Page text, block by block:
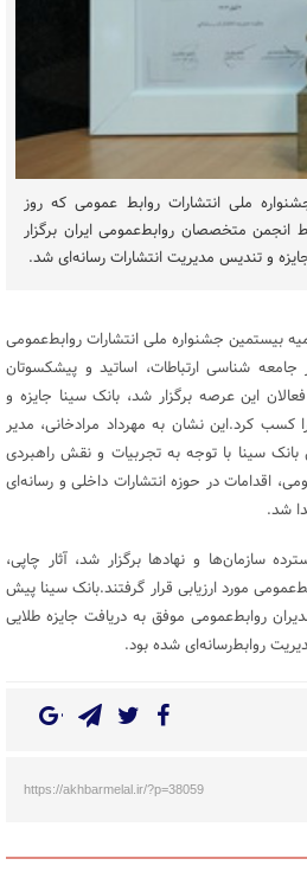
ملی انتشارات روابط عمومی که روز
توسط انجمن متخصصان روابط‌عمومی ایران برگزار
و تندیس مدیریت انتشارات رسانه‌ای شد.
بیستمین جشنواره ملی انتشارات روابط‌عمومی
شناسی ارتباطات، اساتید و پیشکسوتان
این عرصه برگزار شد، بانک سینا جایزه و
کسب کرد.این نشان به مهرداد مرادخانی، مدیر
سینا با توجه به تجربیات و نقش راهبردی
اقدامات در حوزه انتشارات داخلی و رسانه‌ای
شد.
سازمان‌ها و نهادها برگزار شد، آثار چاپی،
مورد ارزیابی قرار گرفتند.بانک سینا پیش
روابط‌عمومی موفق به دریافت جایزه طلایی
روابط‌رسانه‌ای شده بود.
https://akhbarmelal.ir/?p=38059